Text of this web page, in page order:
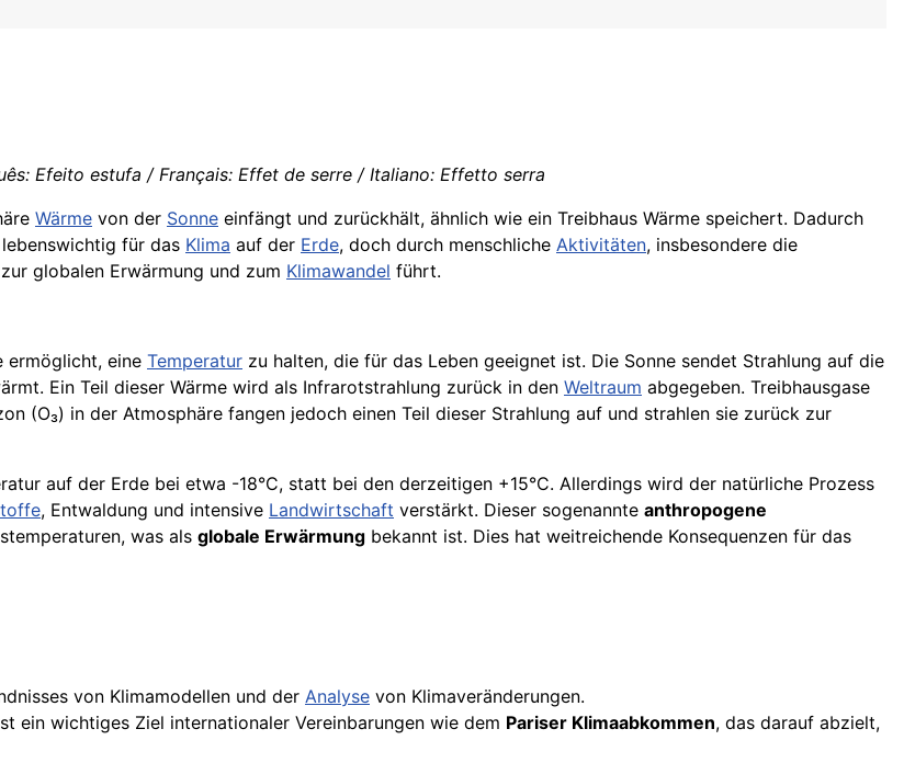
Efeito estufa / Français: Effet de serre / Italiano: Effetto serra
Wärme von der Sonne einfängt und zurückhält, ähnlich wie ein Treibhaus Wärme speichert. Dadurch
für das Klima auf der Erde, doch durch menschliche Aktivitäten, insbesondere die
globalen Erwärmung und zum Klimawandel führt.
ermöglicht, eine Temperatur zu halten, die für das Leben geeignet ist. Die Sonne sendet Strahlung auf die
Ein Teil dieser Wärme wird als Infrarotstrahlung zurück in den Weltraum abgegeben. Treibhausgase
(O₃) in der Atmosphäre fangen jedoch einen Teil dieser Strahlung auf und strahlen sie zurück zur
auf der Erde bei etwa -18°C, statt bei den derzeitigen +15°C. Allerdings wird der natürliche Prozess
, Entwaldung und intensive Landwirtschaft verstärkt. Dieser sogenannte anthropogene
was als globale Erwärmung bekannt ist. Dies hat weitreichende Konsequenzen für das
von Klimamodellen und der Analyse von Klimaveränderungen.
ein wichtiges Ziel internationaler Vereinbarungen wie dem Pariser Klimaabkommen, das darauf abzielt,